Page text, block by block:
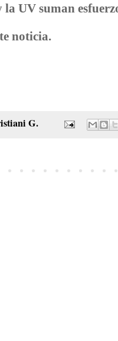
UV suman
noticia.
G.